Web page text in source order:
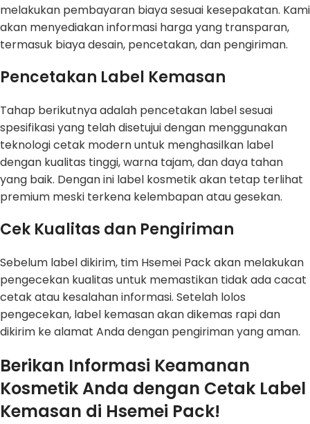
melakukan pembayaran biaya sesuai kesepakatan. Kami
akan menyediakan informasi harga yang transparan,
termasuk biaya desain, pencetakan, dan pengiriman.
Pencetakan Label Kemasan
Tahap berikutnya adalah pencetakan label sesuai
spesifikasi yang telah disetujui dengan menggunakan
teknologi cetak modern untuk menghasilkan label
dengan kualitas tinggi, warna tajam, dan daya tahan
yang baik. Dengan ini label kosmetik akan tetap terlihat
premium meski terkena kelembapan atau gesekan.
Cek Kualitas dan Pengiriman
Sebelum label dikirim, tim Hsemei Pack akan melakukan
pengecekan kualitas untuk memastikan tidak ada cacat
cetak atau kesalahan informasi. Setelah lolos
pengecekan, label kemasan akan dikemas rapi dan
dikirim ke alamat Anda dengan pengiriman yang aman.
Berikan Informasi Keamanan
Kosmetik Anda dengan Cetak Label
Kemasan di Hsemei Pack!